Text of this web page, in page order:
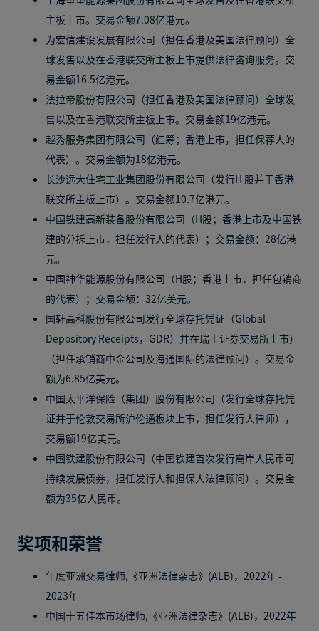
主板上市。交易金额7.08亿港元。
为宏信建设发展有限公司（担任香港及美国法律顾问）全
球发售以及在香港联交所主板上市提供法律咨询服务。交
易金额16.5亿港元。
法拉帝股份有限公司（担任香港及美国法律顾问）全球发
售以及在香港联交所主板上市。交易金额19亿港元。
越秀服务集团有限公司（红筹；香港上市，担任保荐人的
代表）。交易金额为18亿港元。
长沙远大住宅工业集团股份有限公司（发行H 股并于香港
联交所主板上市）。交易金额10.7亿港元。
中国铁建高新装备股份有限公司（H股；香港上市及中国铁
建的分拆上市，担任发行人的代表）；交易金额：28亿港
元。
中国神华能源股份有限公司（H股；香港上市，担任包销商
的代表）；交易金额：32亿美元。
国轩高科股份有限公司发行全球存托凭证（Global
Depository Receipts，GDR）并在瑞士证券交易所上市）
（担任承销商中金公司及海通国际的法律顾问）。交易金
额为6.85亿美元。
中国太平洋保险（集团）股份有限公司（发行全球存托凭
证并于伦敦交易所沪伦通板块上市，担任发行人律师），
交易额19亿美元。
中国铁建股份有限公司（中国铁建首次发行离岸人民币可
持续发展债券，担任发行人和担保人法律顾问）。交易金
额为35亿人民币。
奖项和荣誉
年度亚洲交易律师,《亚洲法律杂志》(ALB)，2022年 -
2023年
中国十五佳本市场律师,《亚洲法律杂志》(ALB)，2022年